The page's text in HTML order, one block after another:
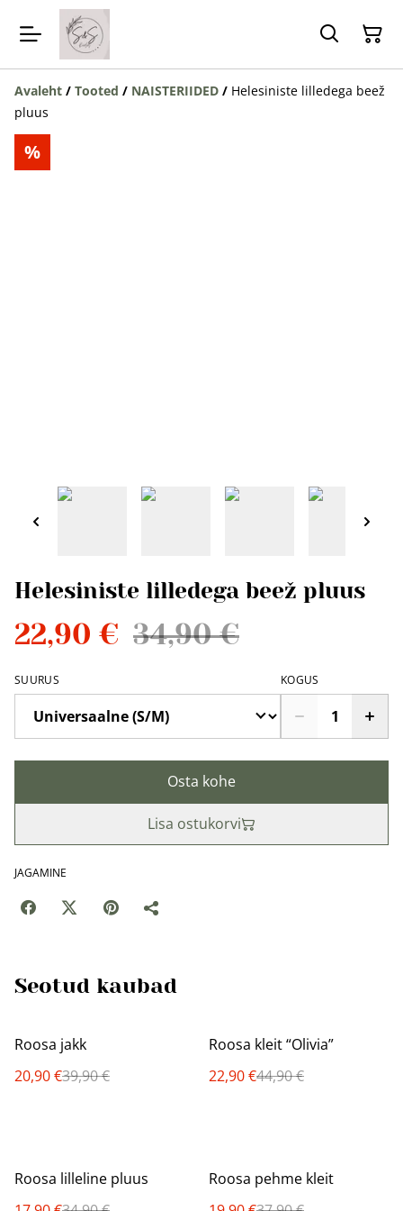
Avaleht / Tooted / NAISTERIIDED / Helesiniste lilledega beež
pluus
%
Helesiniste lilledega beež pluus
22,90 € 34,90 €
SUURUS KOGUS
Osta kohe
Lisa ostukorvi
JAGAMINE
Seotud kaubad
%
Roosa jakk
20,90 €39,90 €
%
Roosa kleit “Olivia”
22,90 €44,90 €
%
Roosa lilleline pluus
%
Roosa pehme kleit